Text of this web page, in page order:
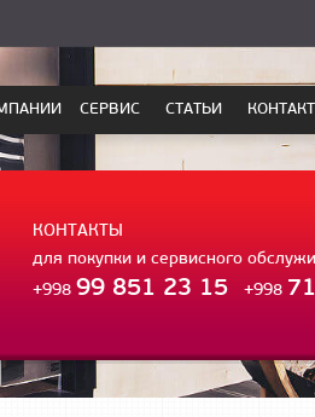
СЕРВИС СТАТЬИ
КОНТАКТЫ
для покупки и сервисного
+998 99 851 23 15 +998